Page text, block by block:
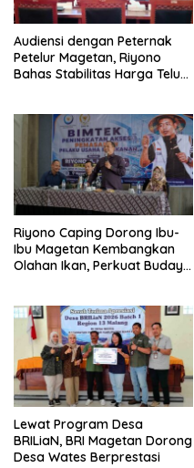
Audiensi dengan Peternak
Petelur Magetan, Riyono
Bahas Stabilitas Harga Telur
Riyono Caping Dorong Ibu-
Ibu Magetan Kembangkan
Olahan Ikan, Perkuat Budaya
Lewat Program Desa
BRILiaN, BRI Magetan Dorong
Desa Wates Berprestasi